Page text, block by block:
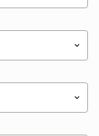
keyboard_arrow_down
keyboard_arrow_down